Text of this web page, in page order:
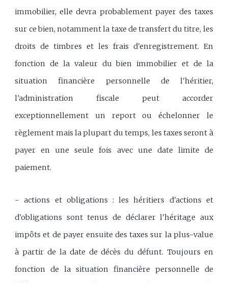
immobilier, elle devra probablement payer des taxes
sur ce bien, notamment la taxe de transfert du titre, les
droits de timbres et les frais d'enregistrement. En
fonction de la valeur du bien immobilier et de la
situation financière personnelle de l'héritier,
l'administration fiscale peut accorder
exceptionnellement un report ou échelonner le
règlement mais la plupart du temps, les taxes seront à
payer en une seule fois avec une date limite de
paiement.
- actions et obligations : les héritiers d'actions et
d'obligations sont tenus de déclarer l'héritage aux
impôts et de payer ensuite des taxes sur la plus-value
à partir de la date de décès du défunt. Toujours en
fonction de la situation financière personnelle de